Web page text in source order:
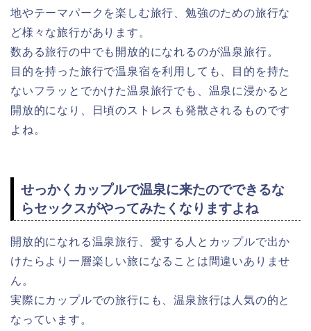
地やテーマパークを楽しむ旅行、勉強のための旅行な
ど様々な旅行があります。
数ある旅行の中でも開放的になれるのが温泉旅行。
目的を持った旅行で温泉宿を利用しても、目的を持た
ないフラッとでかけた温泉旅行でも、温泉に浸かると
開放的になり、日頃のストレスも発散されるものです
よね。
せっかくカップルで温泉に来たのでできるな
らセックスがやってみたくなりますよね
開放的になれる温泉旅行、愛する人とカップルで出か
けたらより一層楽しい旅になることは間違いありませ
ん。
実際にカップルでの旅行にも、温泉旅行は人気の的と
なっています。